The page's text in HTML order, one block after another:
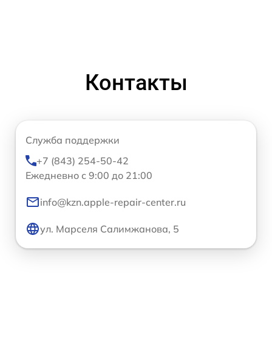
Контакты
Служба поддержки
+7 (843) 254-50-42
Ежедневно с 9:00 до 21:00
info@kzn.apple-repair-center.ru
ул. Марселя Салимжанова, 5